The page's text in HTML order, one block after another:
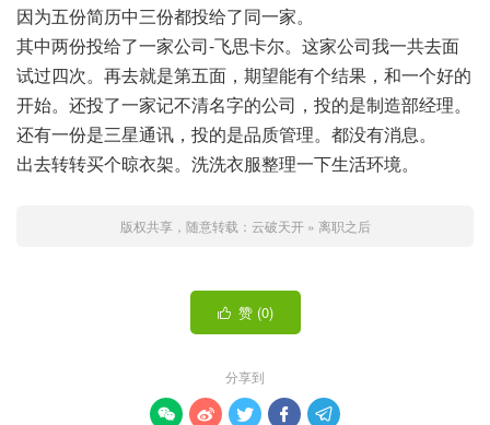
因为五份简历中三份都投给了同一家。
其中两份投给了一家公司-飞思卡尔。这家公司我一共去面
试过四次。再去就是第五面，期望能有个结果，和一个好的
开始。还投了一家记不清名字的公司，投的是制造部经理。
还有一份是三星通讯，投的是品质管理。都没有消息。
出去转转买个晾衣架。洗洗衣服整理一下生活环境。
版权共享，随意转载： 云破天开» 离职之后
 赞 (0)
分享到
    